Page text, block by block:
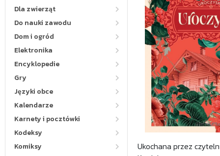
Dla zwierząt
Do nauki zawodu
Dom i ogród
Elektronika
Encyklopedie
Gry
Języki obce
Kalendarze
Karnety i pocztówki
Kodeksy
Komiksy
Ukochana przez